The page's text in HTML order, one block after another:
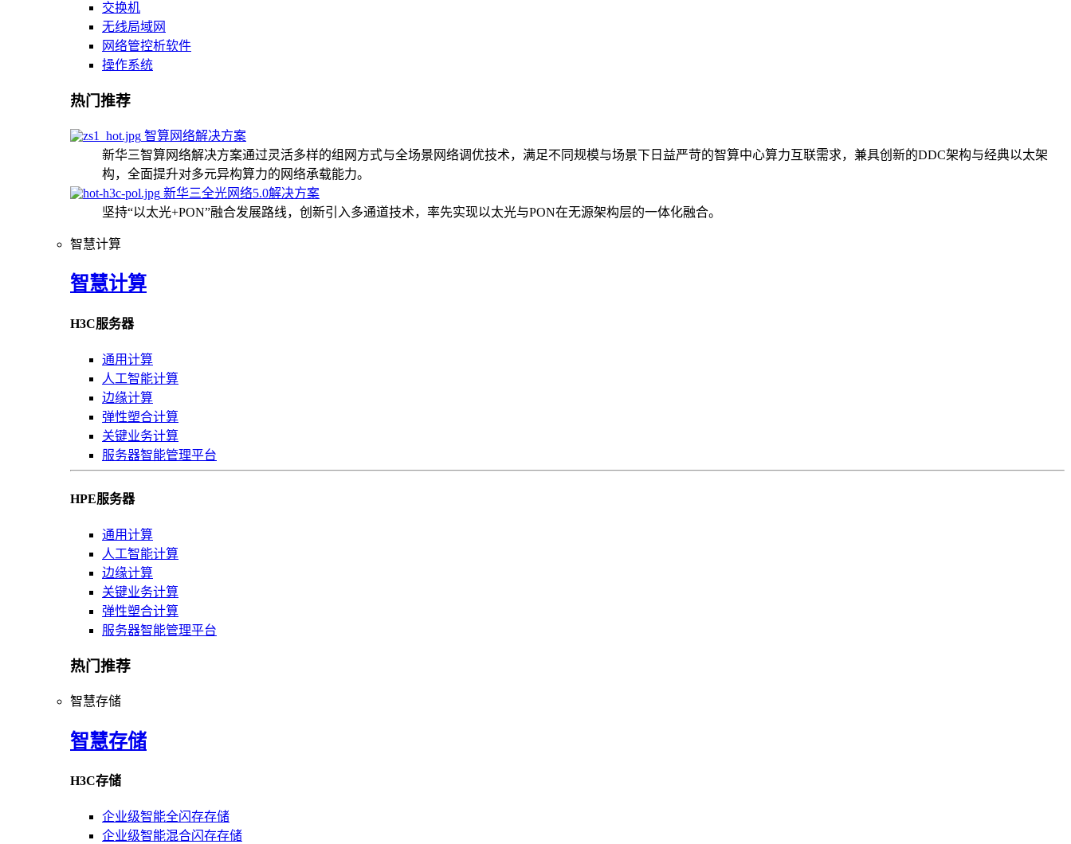
交换机
无线局域网
网络管控析软件
操作系统
热门推荐
智算网络解决方案
新华三智算网络解决方案通过灵活多样的组网方式与全场景网络调优技术，满足不同规模与场景下日益严苛的智算中心算力互联需求，兼具创新的DDC架构与经典以太架
构，全面提升对多元异构算力的网络承载能力。
新华三全光网络5.0解决方案
坚持“以太光+PON”融合发展路线，创新引入多通道技术，率先实现以太光与PON在无源架构层的一体化融合。
智慧计算
智慧计算
H3C服务器
通用计算
人工智能计算
边缘计算
弹性塑合计算
关键业务计算
服务器智能管理平台
HPE服务器
通用计算
人工智能计算
边缘计算
关键业务计算
弹性塑合计算
服务器智能管理平台
热门推荐
智慧存储
智慧存储
H3C存储
企业级智能全闪存存储
企业级智能混合闪存存储